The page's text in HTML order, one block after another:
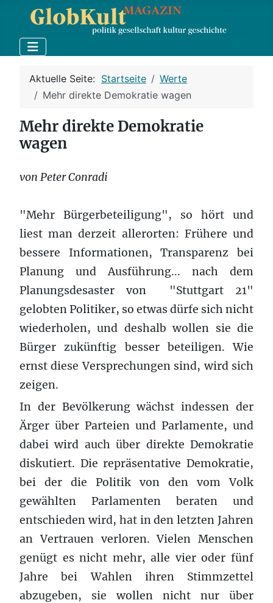
Aktuelle Seite: Startseite
Werte
Mehr direkte Demokratie wagen
Mehr direkte Demokratie
wagen
von Peter Conradi
"Mehr Bürgerbeteiligung", so hört und
liest man derzeit allerorten: Frühere und
bessere Informationen, Transparenz bei
Planung und Ausführung... nach dem
Planungsdesaster von "Stuttgart 21"
gelobten Politiker, so etwas dürfe sich nicht
wiederholen, und deshalb wollen sie die
Bürger zukünftig besser beteiligen. Wie
ernst diese Versprechungen sind, wird sich
zeigen.
In der Bevölkerung wächst indessen der
Ärger über Parteien und Parlamente, und
dabei wird auch über direkte Demokratie
diskutiert. Die repräsentative Demokratie,
bei der die Politik von den vom Volk
gewählten Parlamenten beraten und
entschieden wird, hat in den letzten Jahren
an Vertrauen verloren. Vielen Menschen
genügt es nicht mehr, alle vier oder fünf
Jahre bei Wahlen ihren Stimmzettel
abzugeben, sie wollen nicht nur über